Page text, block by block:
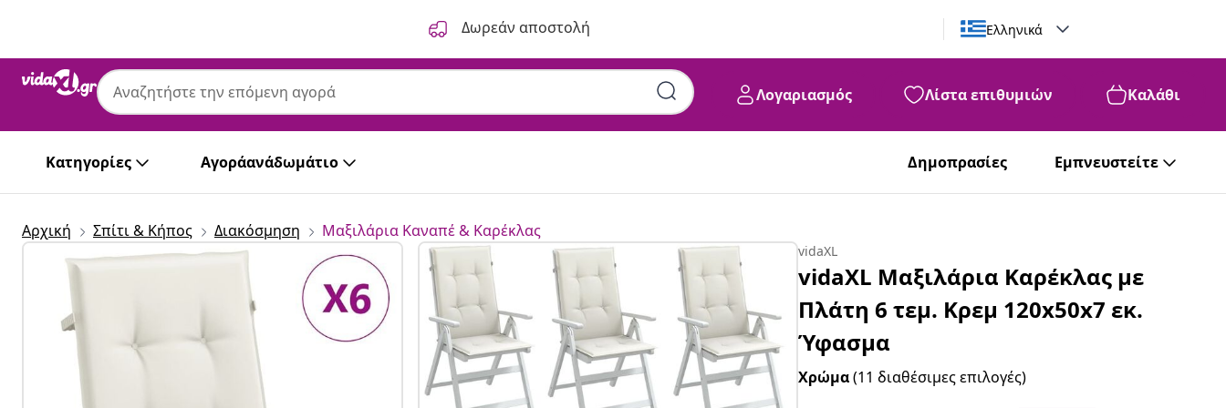
Δωρεάν αποστολή Ελληνικά
Λογαριασμός Λίστα επιθυμιών Καλάθι
Κατηγορίες Αγοράανάδωμάτιο Δημοπρασίες Εμπνευστείτε
Αρχική Σπίτι & Κήπος Διακόσμηση Μαξιλάρια Καναπέ & Καρέκλας
vidaXL
vidaXL Μαξιλάρια Καρέκλας με
Πλάτη 6 τεμ. Κρεμ 120x50x7 εκ.
Ύφασμα
Χρώμα(11 διαθέσιμες επιλογές)